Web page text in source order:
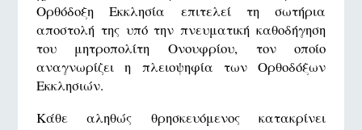
Ορθόδοξη Εκκλησία επιτελεί τη σωτήρια
αποστολή της υπό την πνευματική καθοδήγηση
του μητροπολίτη Ονουφρίου, τον οποίο
αναγνωρίζει η πλειοψηφία των Ορθοδόξων
Εκκλησιών.
Κάθε αληθώς θρησκευόμενος κατακρίνει